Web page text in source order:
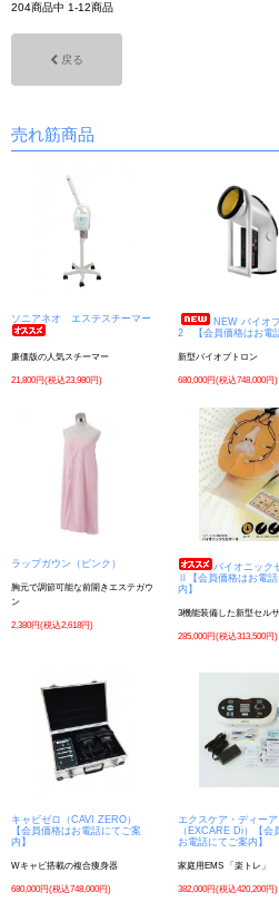
204商品中 1-12商品
戻る
売れ筋商品
ソニアネオ エステスチーマー
廉価版の人気スチーマー
21,800円(税込23,980円)
NEW バイオ
2 【会員価格はお電
新型バイオプトロン
680,000円(税込748,000円)
ラップガウン（ピンク）
胸元で調節可能な前開きエステガウ
ン
2,380円(税込2,618円)
バイオニック
Ⅱ【会員価格はお電
内】
3機能装備した新型セル
285,000円(税込313,500円)
キャビゼロ（CAVI ZERO）
【会員価格はお電話にてご案
内】
Wキャビ搭載の複合痩身器
680,000円(税込748,000円)
エクスケア・ディーア
（EXCARE Di）【会
お電話にてご案内】
家庭用EMS 「楽トレ」
382,000円(税込420,200円)